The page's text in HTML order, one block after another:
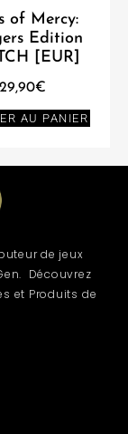
of Mercy:
Edition
[EUR]
29,90€
AU PANIER
de jeux
Découvrez
et Produits de